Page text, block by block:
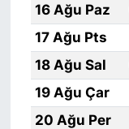
16 Ağu Paz
17 Ağu Pts
18 Ağu Sal
19 Ağu Çar
20 Ağu Per